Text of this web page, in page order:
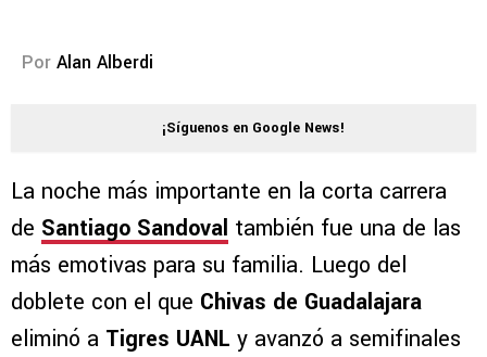
Por Alan Alberdi
¡Síguenos en Google News!
La noche más importante en la corta carrera
de Santiago Sandoval también fue una de las
más emotivas para su familia. Luego del
doblete con el que Chivas de Guadalajara
eliminó a Tigres UANL y avanzó a semifinales